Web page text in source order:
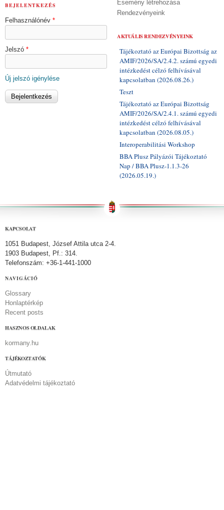
BEJELENTKEZÉS
Felhasználónév *
Jelszó *
Új jelszó igénylése
Esemény létrehozása
Rendezvényeink
AKTUÁLIS RENDEZVÉNYEINK
Tájékoztató az Európai Bizottság az
AMIF/2026/SA/2.4.2. számú egyedi
intézkedést célzó felhívásával
kapcsolatban (2026.08.26.)
Teszt
Tájékoztató az Európai Bizottság
AMIF/2026/SA/2.4.1. számú egyedi
intézkedést célzó felhívásával
kapcsolatban (2026.08.05.)
Interoperabilitási Workshop
BBA Plusz Pályázói Tájékoztató
Nap / BBA Plusz-1.1.3-26
(2026.05.19.)
KAPCSOLAT
1051 Budapest, József Attila utca 2-4.
1903 Budapest, Pf.: 314.
Telefonszám: +36-1-441-1000
NAVIGÁCIÓ
Glossary
Honlaptérkép
Recent posts
HASZNOS OLDALAK
kormany.hu
TÁJÉKOZTATÓK
Útmutató
Adatvédelmi tájékoztató